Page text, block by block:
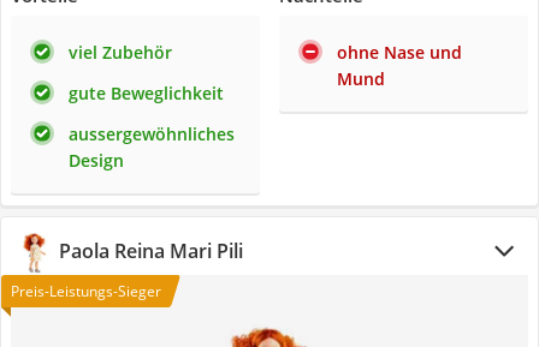
viel Zubehör
gute Beweglichkeit
aussergewöhnliches
Design
ohne Nase und
Mund
Paola Reina Mari Pili
Preis-Leistungs-Sieger